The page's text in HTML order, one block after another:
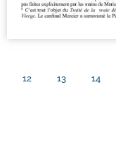
12 13 14